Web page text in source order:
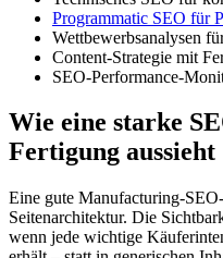
Programmatic SEO für
Wettbewerbsanalysen
Content-Strategie mit
SEO-Performance-
Wie eine starke
Fertigung aussieht
Eine gute Manufacturing-
Seitenarchitektur. Die
wenn jede wichtige